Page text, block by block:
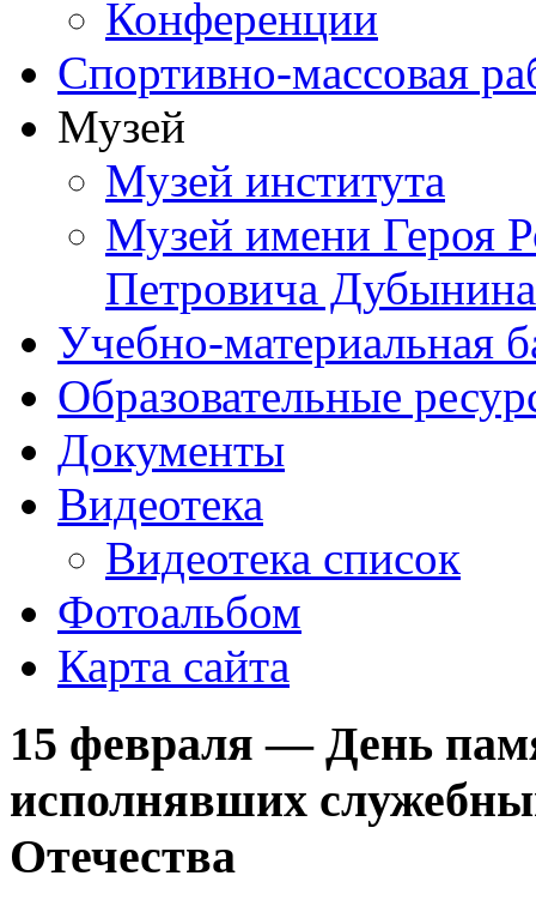
Конференции
Спортивно-массовая
Музей
Музей института
Музей имени Героя
Петровича Дубынина
Учебно-материальная
Образовательные
Документы
Видеотека
Видеотека список
Фотоальбом
Карта сайта
15 февраля — День
исполнявших
Отечества